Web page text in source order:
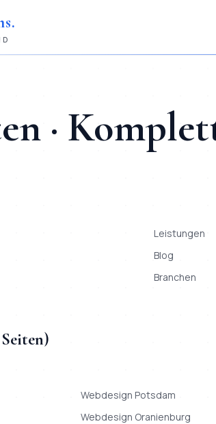
.
·
Leistungen
Blog
Branchen
Seiten)
Webdesign Potsdam
Webdesign Oranienburg